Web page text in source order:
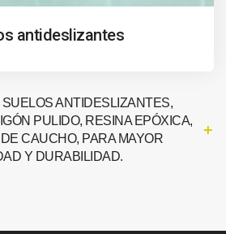
antideslizantes
SUELOS ANTIDESLIZANTES,
PULIDO, RESINA EPÓXICA,
CAUCHO, PARA MAYOR
Y DURABILIDAD.